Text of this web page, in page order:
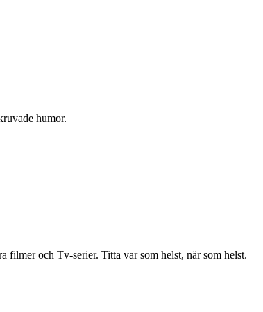
humor.
filmer och Tv-serier. Titta var som helst, när som helst.